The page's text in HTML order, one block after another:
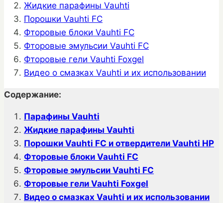
Жидкие парафины Vauhti
Порошки Vauhti FC
Фторовые блоки Vauhti FC
Фторовые эмульсии Vauhti FC
Фторовые гели Vauhti Foxgel
Видео о смазках Vauhti и их использовании
Содержание:
Парафины Vauhti
Жидкие парафины Vauhti
Порошки Vauhti FC и отвердители Vauhti HP
Фторовые блоки Vauhti FC
Фторовые эмульсии Vauhti FC
Фторовые гели Vauhti Foxgel
Видео о смазках Vauhti и их использовании